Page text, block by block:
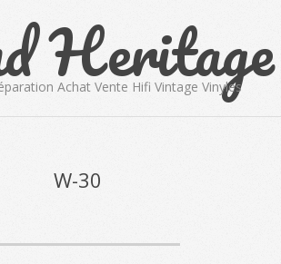
Heritage
Achat Vente Hifi Vintage Vinyles
W-30